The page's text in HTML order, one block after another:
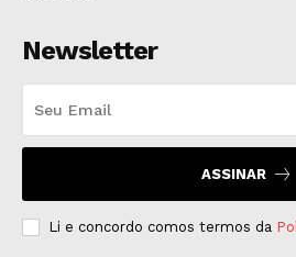
Newsletter
ASSINAR
Li e concordo comos termos da